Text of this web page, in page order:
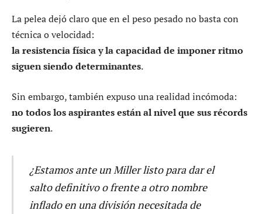
La pelea dejó claro que en el peso pesado no basta con
técnica o velocidad:
la resistencia física y la capacidad de imponer ritmo
siguen siendo determinantes.
Sin embargo, también expuso una realidad incómoda:
no todos los aspirantes están al nivel que sus récords
sugieren.
¿Estamos ante un Miller listo para dar el
salto definitivo o frente a otro nombre
inflado en una división necesitada de